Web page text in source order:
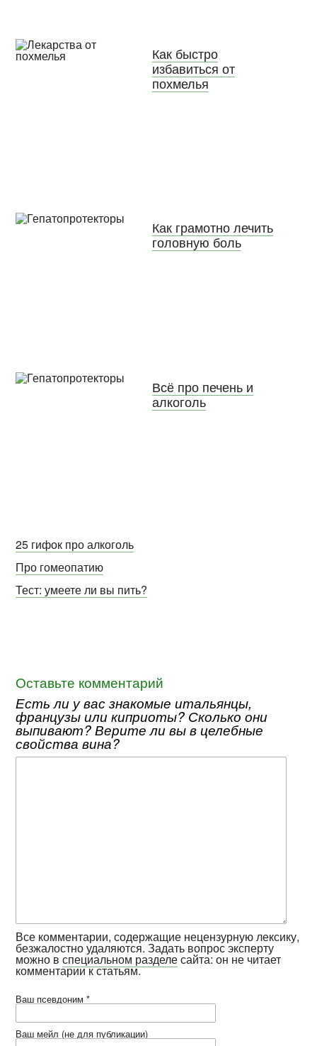
Как быстро
избавиться от
похмелья
Как грамотно лечить
головную боль
Всё про печень и
алкоголь
25 гифок про алкоголь
Про гомеопатию
Тест: умеете ли вы пить?
Оставьте комментарий
Есть ли у вас знакомые итальянцы,
французы или киприоты? Сколько они
выпивают? Верите ли вы в целебные
свойства вина?
Все комментарии, содержащие нецензурную лексику,
безжалостно удаляются. Задать вопрос эксперту
можно вспециальном разделесайта: он не читает
комментарии к статьям.
Ваш псевдоним *
Ваш мейл (не для публикации)